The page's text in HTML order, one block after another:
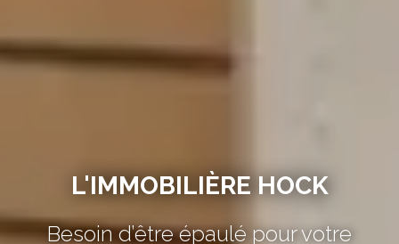
L'IMMOBILIÈRE HOCK
Besoin d’être épaulé pour votre